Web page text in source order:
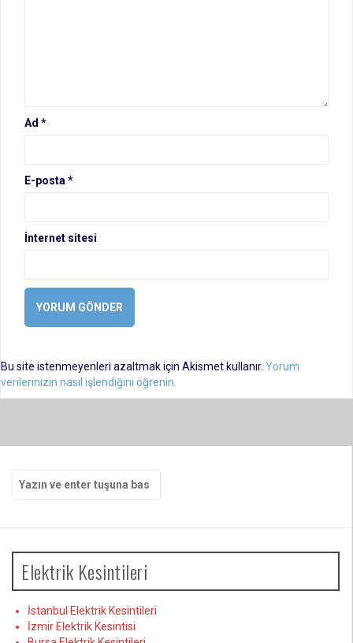
Ad *
E-posta *
İnternet sitesi
Bu site istenmeyenleri azaltmak için Akismet kullanır. Yorum
verilerinizin nasıl işlendiğini öğrenin.
yap:
Elektrik Kesintileri
İstanbul Elektrik Kesintileri
İzmir Elektrik Kesintisi